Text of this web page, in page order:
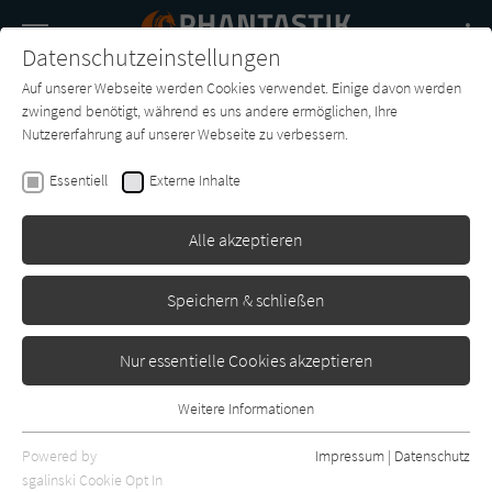
SUCHE
Buch-
Entdecker
Forum Charts
Eoin Colfer
Artemis Fowl. Der Atlantis-
List
Datenschutzeinstellungen
Auf unserer Webseite werden Cookies verwendet. Einige davon werden
zwingend benötigt, während es uns andere ermöglichen, Ihre
Nutzererfahrung auf unserer Webseite zu verbessern.
Essentiell Externe Inhalte
Alle akzeptieren
Speichern & schließen
Nur essentielle Cookies akzeptieren
Essentielle Cookies werden für grundlegende Funktionen der
Webseite benötigt. Dadurch ist gewährleistet, dass die Webseite
Weitere Informationen
Powered by
sgalinski Cookie Opt In
Impressum | Datenschutz